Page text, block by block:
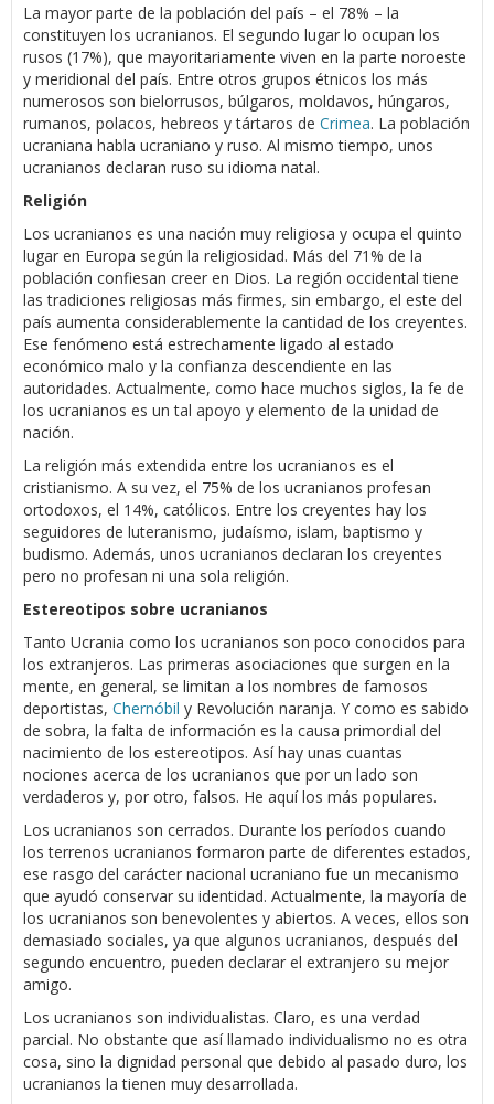
La mayor parte de la población del país – el 78% – la
constituyen los ucranianos. El segundo lugar lo ocupan los
rusos (17%), que mayoritariamente viven en la parte noroeste
y meridional del país. Entre otros grupos étnicos los más
numerosos son bielorrusos, búlgaros, moldavos, húngaros,
rumanos, polacos, hebreos y tártaros de Crimea. La población
ucraniana habla ucraniano y ruso. Al mismo tiempo, unos
ucranianos declaran ruso su idioma natal.
Religión
Los ucranianos es una nación muy religiosa y ocupa el quinto
lugar en Europa según la religiosidad. Más del 71% de la
población confiesan creer en Dios. La región occidental tiene
las tradiciones religiosas más firmes, sin embargo, el este del
país aumenta considerablemente la cantidad de los creyentes.
Ese fenómeno está estrechamente ligado al estado
económico malo y la confianza descendiente en las
autoridades. Actualmente, como hace muchos siglos, la fe de
los ucranianos es un tal apoyo y elemento de la unidad de
nación.
La religión más extendida entre los ucranianos es el
cristianismo. A su vez, el 75% de los ucranianos profesan
ortodoxos, el 14%, católicos. Entre los creyentes hay los
seguidores de luteranismo, judaísmo, islam, baptismo y
budismo. Además, unos ucranianos declaran los creyentes
pero no profesan ni una sola religión.
Estereotipos sobre ucranianos
Tanto Ucrania como los ucranianos son poco conocidos para
los extranjeros. Las primeras asociaciones que surgen en la
mente, en general, se limitan a los nombres de famosos
deportistas, Chernóbil y Revolución naranja. Y como es sabido
de sobra, la falta de información es la causa primordial del
nacimiento de los estereotipos. Así hay unas cuantas
nociones acerca de los ucranianos que por un lado son
verdaderos y, por otro, falsos. He aquí los más populares.
Los ucranianos son cerrados. Durante los períodos cuando
los terrenos ucranianos formaron parte de diferentes estados,
ese rasgo del carácter nacional ucraniano fue un mecanismo
que ayudó conservar su identidad. Actualmente, la mayoría de
los ucranianos son benevolentes y abiertos. A veces, ellos son
demasiado sociales, ya que algunos ucranianos, después del
segundo encuentro, pueden declarar el extranjero su mejor
amigo.
Los ucranianos son individualistas. Claro, es una verdad
parcial. No obstante que así llamado individualismo no es otra
cosa, sino la dignidad personal que debido al pasado duro, los
ucranianos la tienen muy desarrollada.